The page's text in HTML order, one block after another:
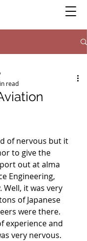
read
of nervous but it
to give the
out at alma
Engineering,
Well, it was very
of Japanese
were there.
experience and
very nervous.